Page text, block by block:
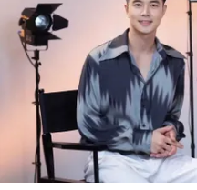
Chính trị
Xã hội
Pháp luật
Y tế
Truyền hình
Văn hóa - Giải trí
Y tế
Đời sống
Công nghệ
Giáo dục